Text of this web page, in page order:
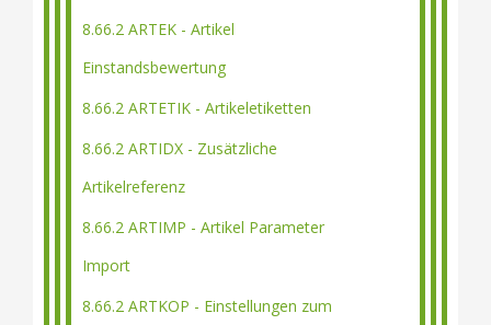
8.66.2 ARTEK - Artikel
Einstandsbewertung
8.66.2 ARTETIK - Artikeletiketten
8.66.2 ARTIDX - Zusätzliche
Artikelreferenz
8.66.2 ARTIMP - Artikel Parameter
Import
8.66.2 ARTKOP - Einstellungen zum